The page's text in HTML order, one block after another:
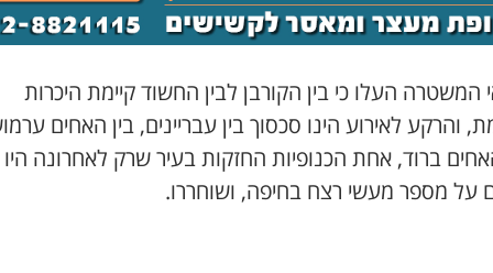
המשטרה העלו כי בין הקורבן לבין החשוד קיימת היכרות
והרקע לאירוע הינו סכסוך בין עבריינים, בין האחים
ברוד, אחת הכנופיות החזקות בעיר שרק לאחרונה היו
על מספר מעשי רצח בחיפה, ושוחררו.